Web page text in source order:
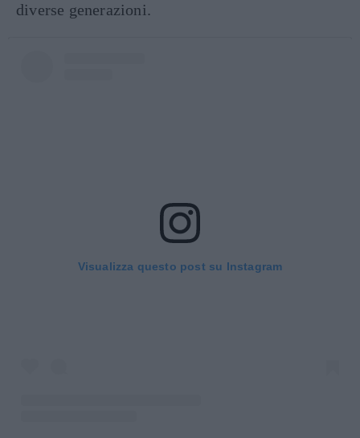
diverse generazioni.
Visualizza questo post su Instagram